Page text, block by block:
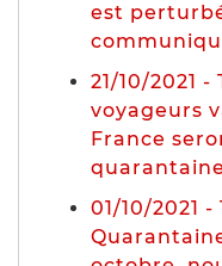
est
21/10/2021 -
voyageurs
France
01/10/2021 -